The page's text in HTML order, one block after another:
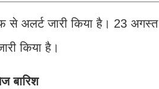
से अलर्ट जारी किया है। 23
किया है।
बारिश